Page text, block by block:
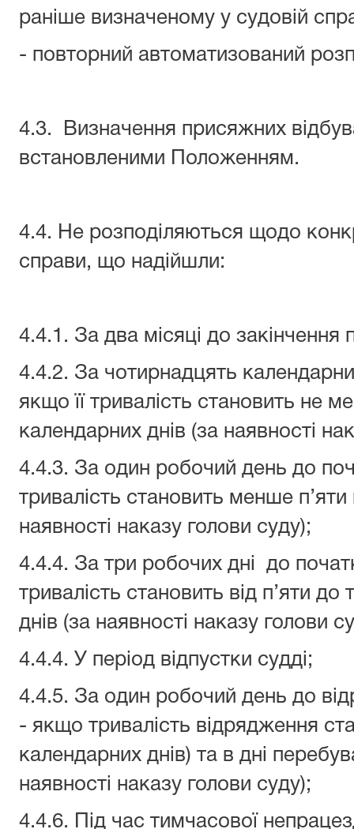
раніше визначеному у судовій
- повторний автоматизований
4.3. Визначення присяжних
встановленими Положенням.
4.4. Не розподіляються щодо
справи, що надійшли:
4.4.1. За два місяці до
4.4.2. За чотирнадцять
якщо її тривалість становить не
календарних днів (за наявності
4.4.3. За один робочий день до
тривалість становить менше
наявності наказу голови суду);
4.4.4. За три робочих дні до
тривалість становить від п’яти
днів (за наявності наказу голови
4.4.4. У період відпустки судді;
4.4.5. За один робочий день до
- якщо тривалість відрядження
календарних днів) та в дні
наявності наказу голови суду);
4.4.6. Під час тимчасової